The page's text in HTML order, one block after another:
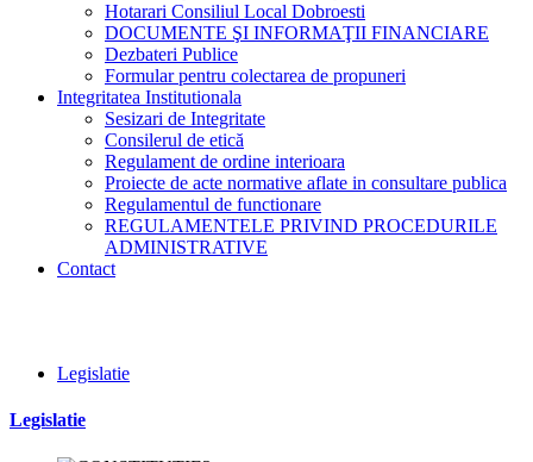
Hotarari Consiliul Local Dobroesti
DOCUMENTE ŞI INFORMAŢII FINANCIARE
Dezbateri Publice
Formular pentru colectarea de propuneri
Integritatea Institutionala
Sesizari de Integritate
Consilerul de etică
Regulament de ordine interioara
Proiecte de acte normative aflate in consultare publica
Regulamentul de functionare
REGULAMENTELE PRIVIND PROCEDURILE
ADMINISTRATIVE
Contact
Legislatie
Legislatie